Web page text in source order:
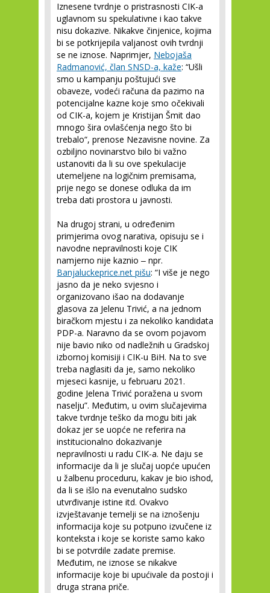
Iznesene tvrdnje o pristrasnosti CIK-a
uglavnom su spekulativne i kao takve
nisu dokazive. Nikakve činjenice, kojima
bi se potkrijepila valjanost ovih tvrdnji
se ne iznose. Naprimjer, Nebojaša
Radmanović, član SNSD-a, kaže: “Ušli
smo u kampanju poštujući sve
obaveze, vodeći računa da pazimo na
potencijalne kazne koje smo očekivali
od CIK-a, kojem je Kristijan Šmit dao
mnogo šira ovlašćenja nego što bi
trebalo“, prenose Nezavisne novine. Za
ozbiljno novinarstvo bilo bi važno
ustanoviti da li su ove spekulacije
utemeljene na logičnim premisama,
prije nego se donese odluka da im
treba dati prostora u javnosti.
Na drugoj strani, u određenim
primjerima ovog narativa, opisuju se i
navodne nepravilnosti koje CIK
namjerno nije kaznio ‒ npr.
Banjaluckeprice.net pišu: “I više je nego
jasno da je neko svjesno i
organizovano išao na dodavanje
glasova za Jelenu Trivić, a na jednom
biračkom mjestu i za nekoliko kandidata
PDP-a. Naravno da se ovom pojavom
nije bavio niko od nadležnih u Gradskoj
izbornoj komisiji i CIK-u BiH. Na to sve
treba naglasiti da je, samo nekoliko
mjeseci kasnije, u februaru 2021.
godine Jelena Trivić poražena u svom
naselju”. Međutim, u ovim slučajevima
takve tvrdnje teško da mogu biti jak
dokaz jer se uopće ne referira na
institucionalno dokazivanje
nepravilnosti u radu CIK-a. Ne daju se
informacije da li je slučaj uopće upućen
u žalbenu proceduru, kakav je bio ishod,
da li se išlo na evenutalno sudsko
utvrđivanje istine itd. Ovakvo
izvještavanje temelji se na iznošenju
informacija koje su potpuno izvučene iz
konteksta i koje se koriste samo kako
bi se potvrdile zadate premise.
Međutim, ne iznose se nikakve
informacije koje bi upućivale da postoji i
druga strana priče.